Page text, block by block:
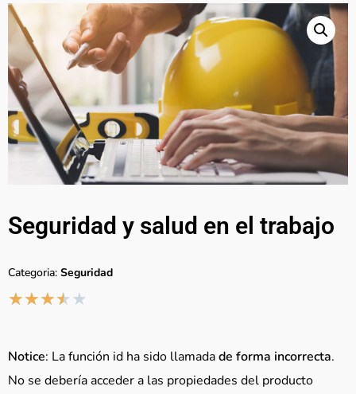
Seguridad y salud en el trabajo
Categoria: Seguridad
★★★★★
Notice: La función id ha sido llamadade forma incorrecta.
No se debería acceder a las propiedades del producto